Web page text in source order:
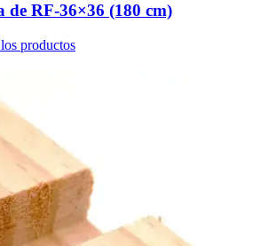
de RF-36×36 (180 cm)
productos